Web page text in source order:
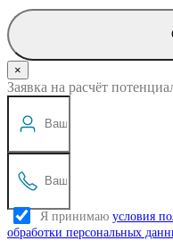
×
Заявка на расчёт
Я принимаю условия
обработки персональных